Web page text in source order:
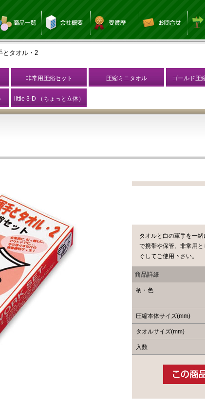
とタオル・2
非常用圧縮セット 圧縮ミニタオル ゴールド圧
little 3-D （ちょっと立体）
タオルと白の軍手を一
で携帯や保管、非常用
ぐしてご使用下さい。
商品詳細
柄・色
圧縮本体サイズ(mm)
タオルサイズ(mm)
入数